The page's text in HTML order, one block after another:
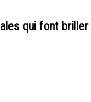
qui font